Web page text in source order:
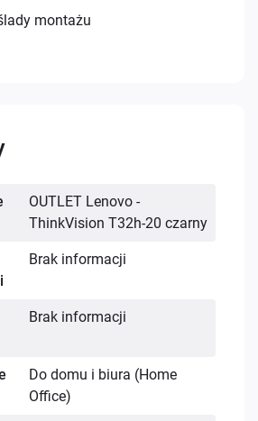
montażu
OUTLET Lenovo -
ThinkVision T32h-20 czarny
Brak informacji
Brak informacji
Do domu i biura (Home
Office)